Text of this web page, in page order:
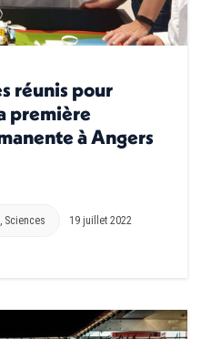
réunis pour
première
à Angers
, Sciences 19 juillet 2022